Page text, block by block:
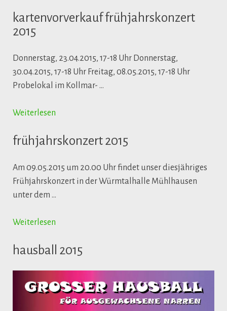
kartenvorverkauf frühjahrskonzert
2015
Donnerstag, 23.04.2015, 17-18 Uhr Donnerstag,
30.04.2015, 17-18 Uhr Freitag, 08.05.2015, 17-18 Uhr
Probelokal im Kollmar- …
Weiterlesen
frühjahrskonzert 2015
Am 09.05.2015 um 20.00 Uhr findet unser diesjähriges
Frühjahrskonzert in der Würmtalhalle Mühlhausen
unter dem …
Weiterlesen
hausball 2015